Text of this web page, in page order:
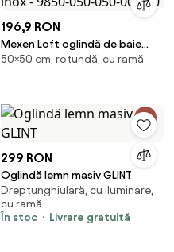
196,9 RON
Mexen Loft oglindă de baie
rotundă 50 cm, ramă inox -
50×50 cm, rotundă, cu ramă
299 RON
Oglindă lemn masiv GLINT
Dreptunghiulară, cu iluminare,
cu ramă
În stoc
Livrare gratuită